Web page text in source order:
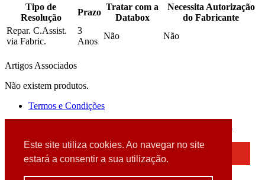
Este site utiliza cookies. Ao navegar no site
estará a consentir a sua utilização.
Tipo de
Resolução
Prazo
Tratar com a
Databox
Necessita Autorização
do Fabricante
Repar. C.Assist.
via Fabric.
3
Anos
Não Não
Artigos Associados
Não existem produtos.
Termos e Condições
Detectamos que está a usar um browser desatualizado